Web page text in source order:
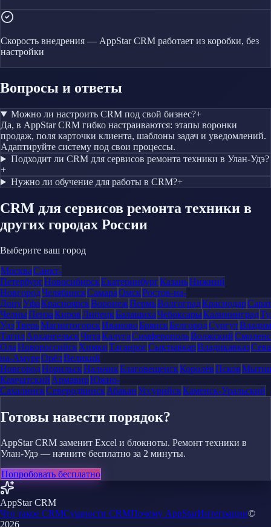
Скорость внедрения — AppStar CRM работает из коробки, без
настройки
Вопросы и ответы
Можно ли настроить CRM под свой бизнес?+
Да, в AppStar CRM гибко настраиваются: этапы воронки
продаж, поля карточки клиента, шаблоны задач и уведомлений.
Адаптируйте систему под свои процессы.
Подходит ли CRM для сервисов ремонта техники в Улан-Удэ?
+
Нужно ли обучение для работы в CRM?+
CRM для сервисов ремонта техники в
других городах России
Выберите ваш город
МоскваСанкт-
ПетербургНовосибирскЕкатеринбургКазаньНижний
НовгородЧелябинскСамараОмскРостов-на-
ДонуУфаКрасноярскВоронежПермьВолгоградКраснодар
ЧелныПензаКировЛипецкБалашихаЧебоксарыКалининград
УдэТверьМагнитогорскИвановоБрянскБелгородСургут
ТагилАрхангельскЧитаКалугаСимферопольВолжский
ОлаНовороссийскХимкиТаганрогСыктывкарВладикавказ
на-АмуреОрёлВеликий
НовгородНорильскНальчикБлаговещенскКоролёвПсков
Камчатский АрмавирЮжно-
СахалинскСеверодвинскАбаканУссурийскКаменск-Уральский
Готовы навести порядок?
AppStar CRM заменит Excel и блокноты. Ремонт техники в
Улан-Удэ — начните бесплатно за 2 минуты.
Попробовать бесплатно
AppStar CRM
Что такое CRMСущности CRMПочему AppStarИнтеграции©
2026